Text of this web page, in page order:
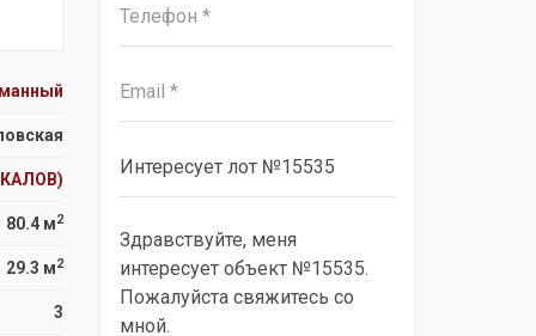
80.4 м2
29.3 м2
3